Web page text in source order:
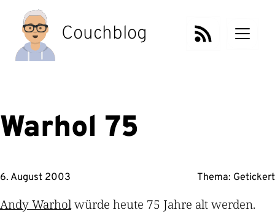
Inhalt
springen
Couchblog
Warhol 75
6. August 2003 Thema: Getickert
Andy Warholwürde heute 75 Jahre alt werden.